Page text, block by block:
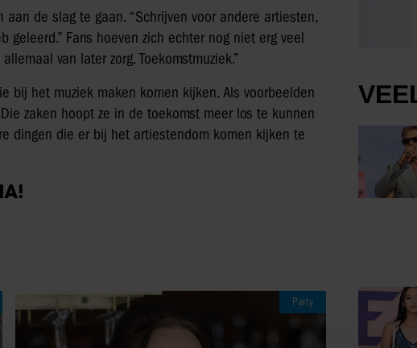
de slag te gaan. “Schrijven voor andere artiesten,
Fans hoeven zich echter nog niet erg veel
van later zorg. Toekomstmuziek.”
bij het muziek maken komen kijken. Als voorbeelden
zaken hoopt ze in de toekomst meer los te kunnen
dingen die er bij het artiestendom komen kijken te
Party